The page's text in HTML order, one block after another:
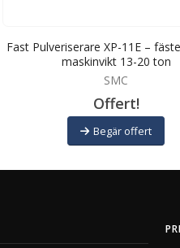
Fast Pulveriserare XP-11E –
maskinvikt 13-20 ton
SMC
Offert!
Begär offert